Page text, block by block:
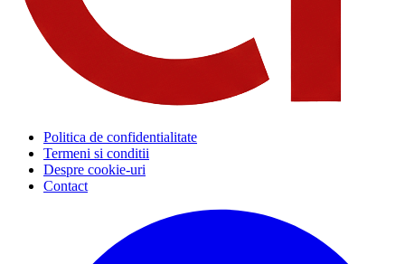
Politica de confidentialitate
Termeni si conditii
Despre cookie-uri
Contact